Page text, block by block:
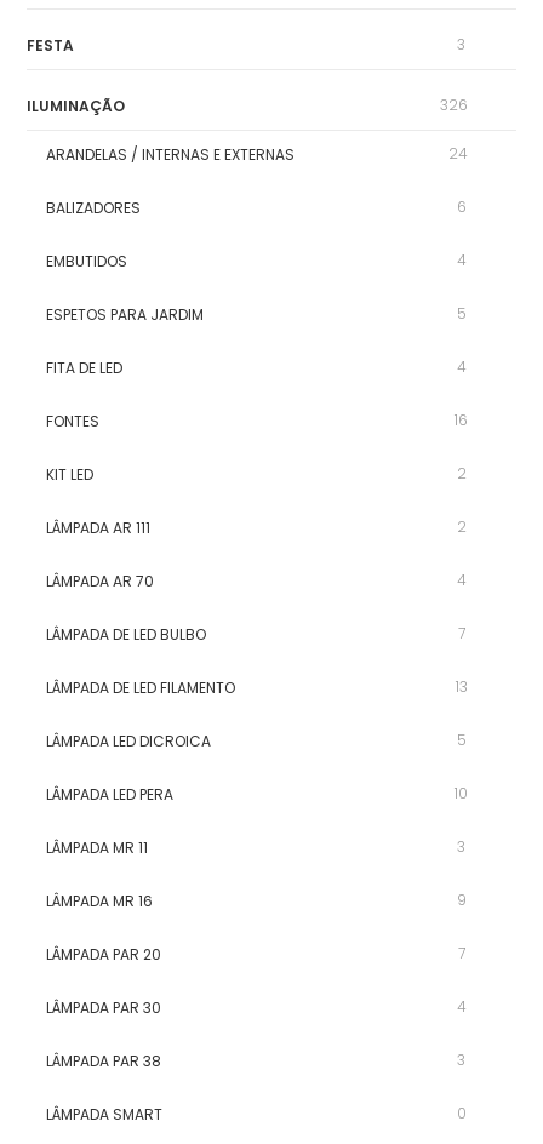
FESTA 3
ILUMINAÇÃO 326
ARANDELAS / INTERNAS E EXTERNAS 24
BALIZADORES 6
EMBUTIDOS 4
ESPETOS PARA JARDIM 5
FITA DE LED 4
FONTES 16
KIT LED 2
LÂMPADA AR 111 2
LÂMPADA AR 70 4
LÂMPADA DE LED BULBO 7
LÂMPADA DE LED FILAMENTO 13
LÂMPADA LED DICROICA 5
LÂMPADA LED PERA 10
LÂMPADA MR 11 3
LÂMPADA MR 16 9
LÂMPADA PAR 20 7
LÂMPADA PAR 30 4
LÂMPADA PAR 38 3
LÂMPADA SMART 0